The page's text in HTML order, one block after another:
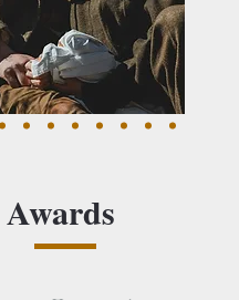
Awards